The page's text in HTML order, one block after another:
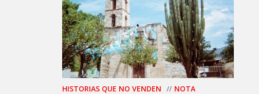
HISTORIAS QUE NO VENDEN NOTA